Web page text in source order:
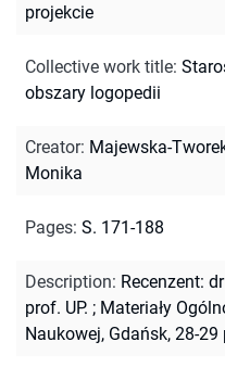
projekcie
Collective work title:
obszary logopedii
Creator: Majewska-
Monika
Pages: S. 171-188
Description: Recenzent:
prof. UP. ; Materiały
Naukowej, Gdańsk, 28-